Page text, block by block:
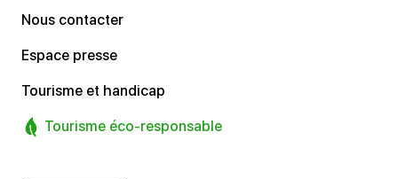
Nous contacter
Espace presse
Tourisme et handicap
Tourisme éco-responsable